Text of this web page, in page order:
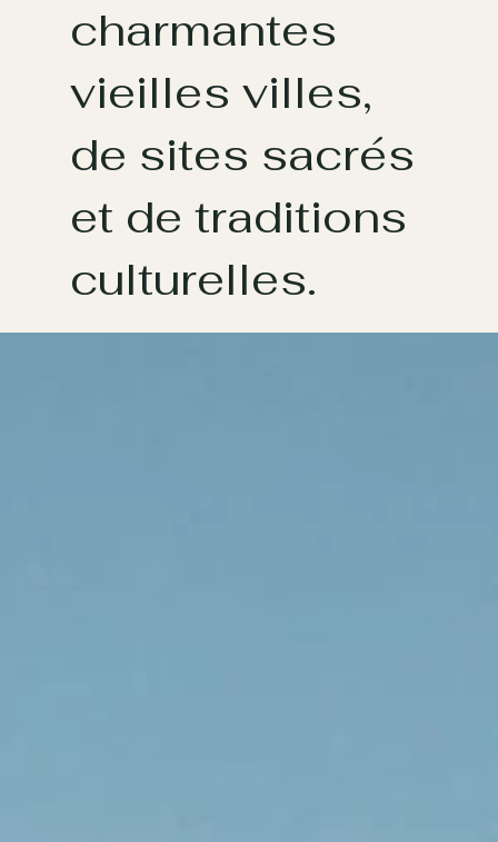
charmantes
vieilles villes,
de sites sacrés
et de traditions
culturelles.